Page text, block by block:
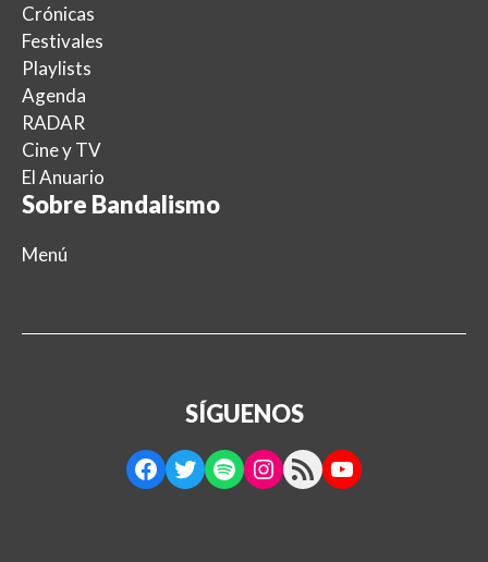
Crónicas
Festivales
Playlists
Agenda
RADAR
Cine y TV
El Anuario
Sobre Bandalismo
Menú
SÍGUENOS
Facebook
Twitter
Spotify
Instagram
RSS FeedYouTube